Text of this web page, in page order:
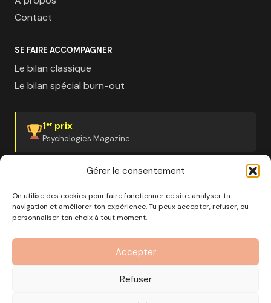
Gérer le consentement
On utilise des cookies pour faire fonctionner ce site, analyser ta
navigation et améliorer ton expérience. Tu peux accepter, refuser, ou
personnaliser ton choix à tout moment.
Accepter
Refuser
Contact
SE FAIRE ACCOMPAGNER
Le bilan classique
Le bilan spécial burn-out
1er prix
Psychologies Magazine
© 2026 Pourquoi pas moi · Société à mission · EURL au
890 976 699 00037
OF n°93 13 18812 13 — Enregistré auprès du préfet de la
région Provence-Alpes-Côte d'Azur